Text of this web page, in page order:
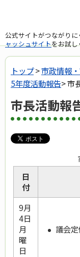
公式サイトがつながり
ャッシュサイトをお試
トップ>市政情報
5年度活動報告> 市
市長活動報
日
付
9月
4日
月
曜
日
議会定